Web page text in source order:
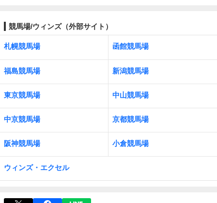
競馬場/ウィンズ（外部サイト）
札幌競馬場 函館競馬場
福島競馬場 新潟競馬場
東京競馬場 中山競馬場
中京競馬場 京都競馬場
阪神競馬場 小倉競馬場
ウィンズ・エクセル